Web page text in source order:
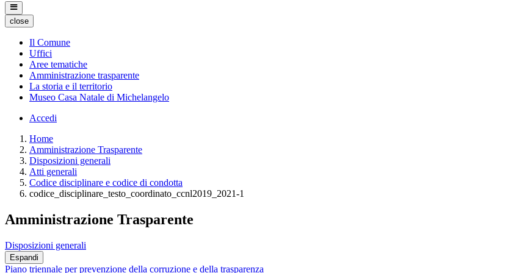
close
Il Comune
Uffici
Aree tematiche
Amministrazione trasparente
La storia e il territorio
Museo Casa Natale di Michelangelo
Accedi
Home
Amministrazione Trasparente
Disposizioni generali
Atti generali
Codice disciplinare e codice di condotta
codice_disciplinare_testo_coordinato_ccnl2019_2021-1
Amministrazione Trasparente
Disposizioni generali
Espandi
Piano triennale per prevenzione della corruzione e della trasparenza